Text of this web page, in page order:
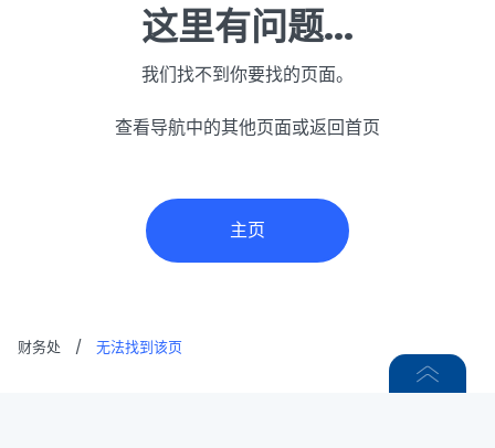
这里有问题...
我们找不到你要找的页面。
查看导航中的其他页面或返回首页
主页
财务处 / 无法找到该页